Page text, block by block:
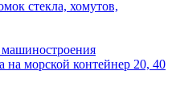
стекла, хомутов,
машиностроения
морской контейнер 20, 40